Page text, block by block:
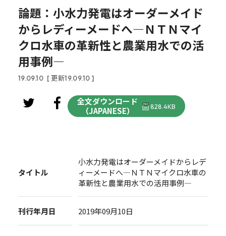
論題：小水力発電はオーダーメイド
からレディーメードへ―ＮＴＮマイ
クロ水車の革新性と農業用水での活
用事例―
19.09.10 [ 更新19.09.10 ]
全文ダウンロード
（JAPANESE）
828.4KB
タイトル
小水力発電はオーダーメイドからレデ
ィーメードへ―ＮＴＮマイクロ水車の
革新性と農業用水での活用事例―
刊行年月日 2019年09月10日